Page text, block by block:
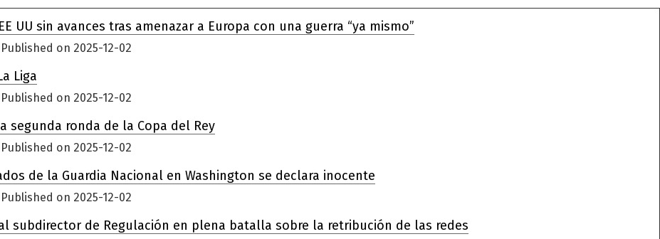
UU sin avances tras amenazar a Europa con una guerra “ya mismo”
Published on 2025-12-02
Liga
Published on 2025-12-02
segunda ronda de la Copa del Rey
Published on 2025-12-02
de la Guardia Nacional en Washington se declara inocente
Published on 2025-12-02
subdirector de Regulación en plena batalla sobre la retribución de las redes